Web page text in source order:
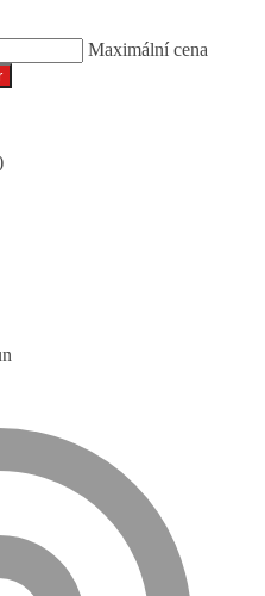
Maximální cena